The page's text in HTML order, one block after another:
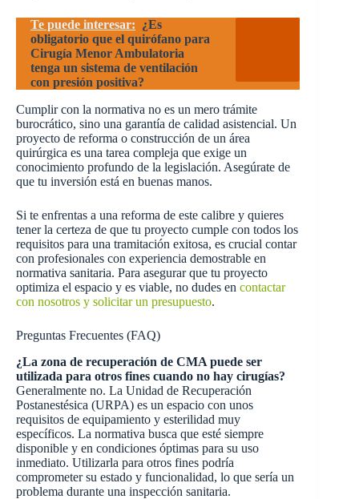
Te puede interesar: ¿Es
obligatorio que el quirófano para
Cirugía Menor Ambulatoria
tenga un sistema de ventilación
con presión positiva?
Cumplir con la normativa no es un mero trámite
burocrático, sino una garantía de calidad asistencial. Un
proyecto de reforma o construcción de un área
quirúrgica es una tarea compleja que exige un
conocimiento profundo de la legislación. Asegúrate de
que tu inversión está en buenas manos.
Si te enfrentas a una reforma de este calibre y quieres
tener la certeza de que tu proyecto cumple con todos los
requisitos para una tramitación exitosa, es crucial contar
con profesionales con experiencia demostrable en
normativa sanitaria. Para asegurar que tu proyecto
optimiza el espacio y es viable, no dudes en contactar
con nosotros y solicitar un presupuesto.
Preguntas Frecuentes (FAQ)
¿La zona de recuperación de CMA puede ser
utilizada para otros fines cuando no hay cirugías?
Generalmente no. La Unidad de Recuperación
Postanestésica (URPA) es un espacio con unos
requisitos de equipamiento y esterilidad muy
específicos. La normativa busca que esté siempre
disponible y en condiciones óptimas para su uso
inmediato. Utilizarla para otros fines podría
comprometer su estado y funcionalidad, lo que sería un
problema durante una inspección sanitaria.